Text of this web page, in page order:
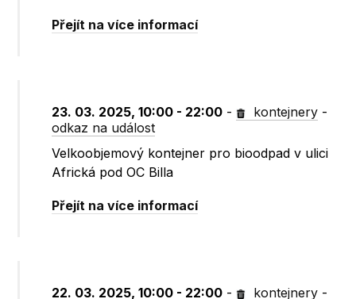
Přejít na více informací
23. 03. 2025, 10:00 - 22:00 - kontejnery -
odkaz na událost
Velkoobjemový kontejner pro bioodpad v ulici
Africká pod OC Billa
Přejít na více informací
22. 03. 2025, 10:00 - 22:00 - kontejnery -